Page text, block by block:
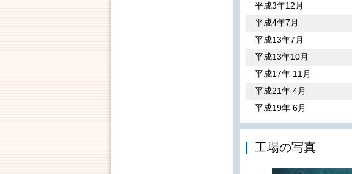
平成3年12月
平成4年7月
平成13年7月
平成13年10月
平成17年 11月
平成21年 4月
平成19年 6月
工場の写真